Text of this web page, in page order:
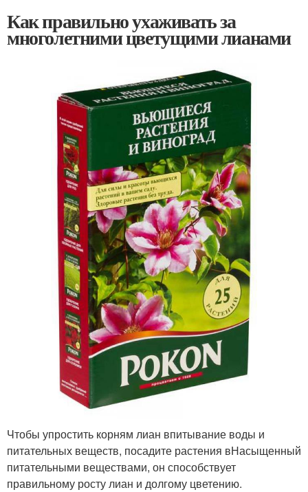
Как правильно ухаживать за
многолетними цветущими лианами
Чтобы упростить корням лиан впитывание воды и
питательных веществ, посадите растения вНасыщенный
питательными веществами, он способствует
правильному росту лиан и долгому цветению.